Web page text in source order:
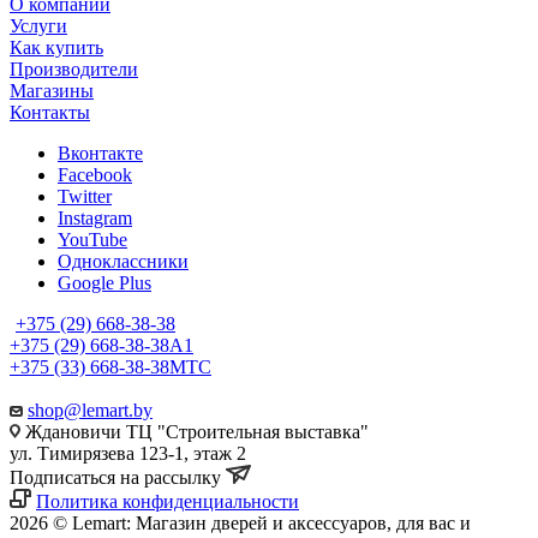
Услуги
Как купить
Производители
Магазины
Контакты
Вконтакте
Facebook
Twitter
Instagram
YouTube
Одноклассники
Google Plus
+375 (29) 668-38-38
+375 (29) 668-38-38A1
+375 (33) 668-38-38МТС
shop@lemart.by
Ждановичи ТЦ "Строительная выставка"
ул. Тимирязева 123-1, этаж 2
Подписаться на рассылку
Политика конфиденциальности
2026 © Lemart: Магазин дверей и аксессуаров, для вас и